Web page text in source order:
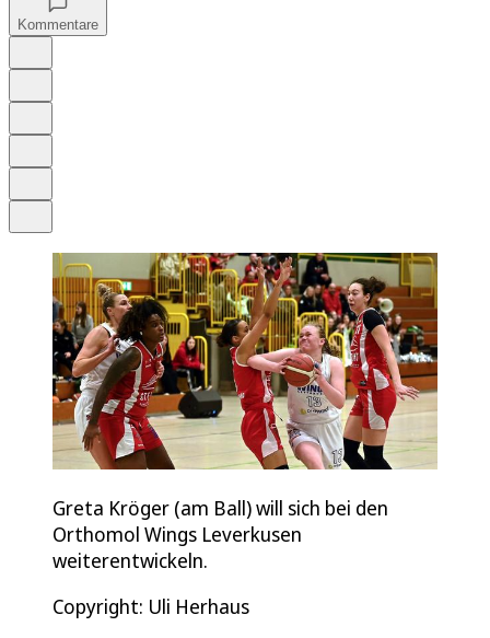
Kommentare
Greta Kröger (am Ball) will sich bei den
Orthomol Wings Leverkusen
weiterentwickeln.
Copyright: Uli Herhaus